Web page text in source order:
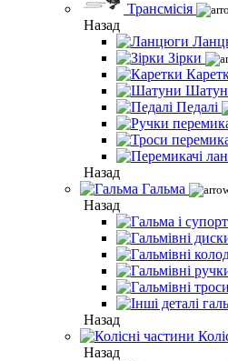
Трансмісія
Назад
Зірки
Педалі
Назад
Гальма
Назад
Назад
Назад